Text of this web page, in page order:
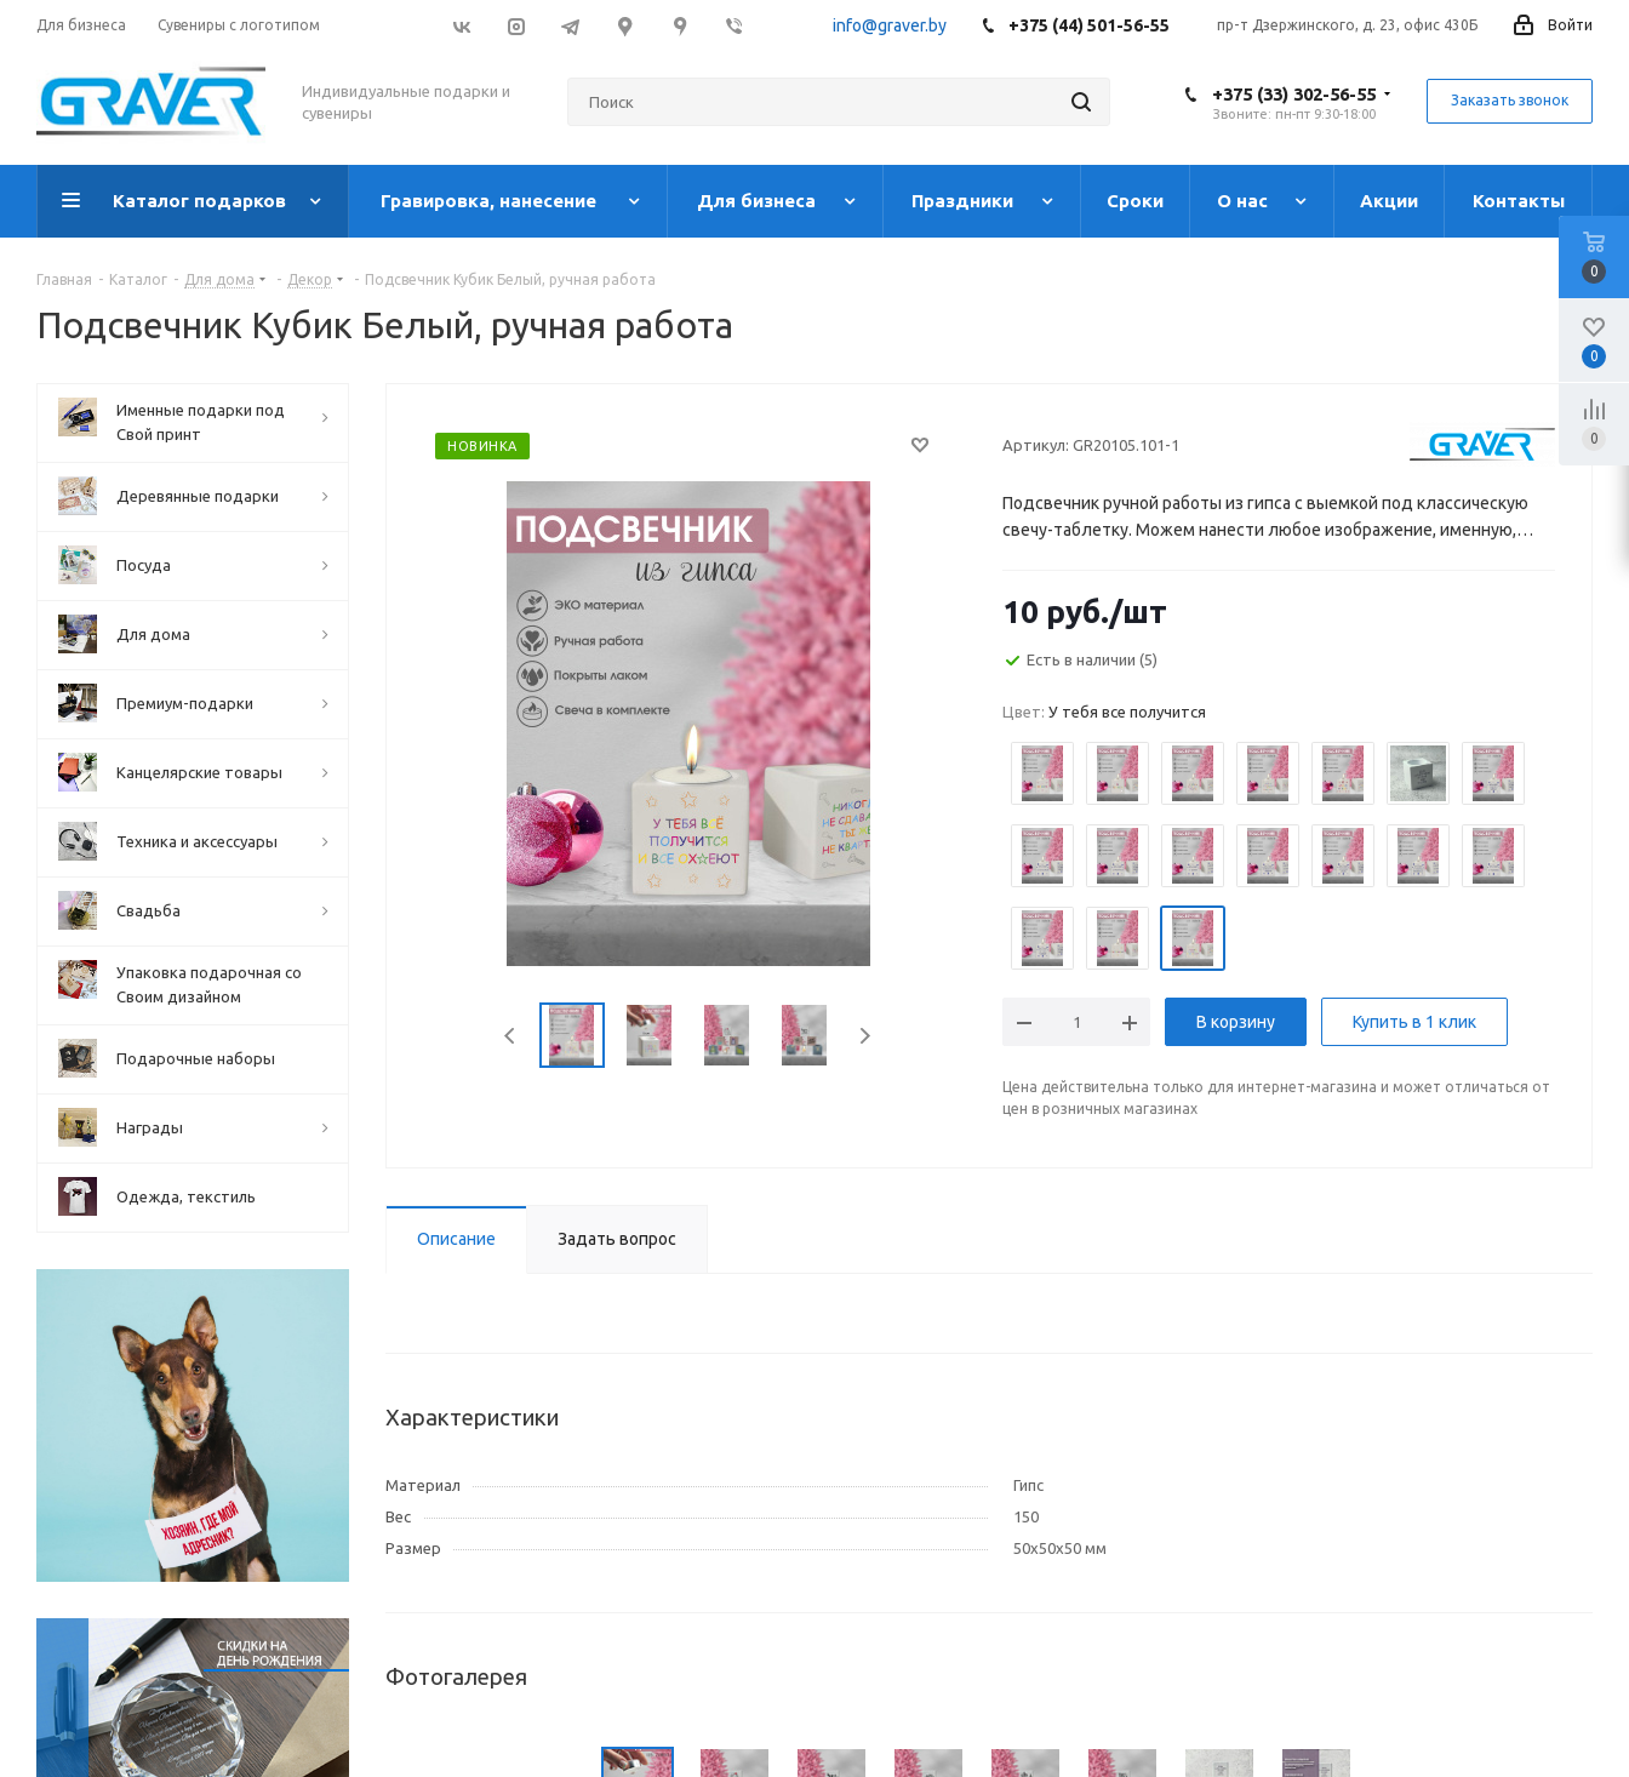
Для бизнеса Сувениры с логотипом info@graver.by +375 (44) 501-56-55 Войти
пр-т Дзержинского, д. 23, офис 430Б
Индивидуальные подарки и
сувениры
+375 (33) 302-56-55
Звоните: пн-пт 9:30-18:00
Заказать звонок
Каталог подарков Гравировка, нанесение Для бизнеса Праздники Сроки О нас Акции Контакты
Главная - Каталог - Для дома - Декор - Подсвечник Кубик Белый, ручная работа
Подсвечник Кубик Белый, ручная работа
НОВИНКА Артикул: GR20105.101-1
Подсвечник ручной работы из гипса с выемкой под классическую
свечу-таблетку. Можем нанести любое изображение, именную,
10 руб./шт
Есть в наличии (5)
Цвет: У тебя все получится
В корзину Купить в 1 клик
Цена действительна только для интернет-магазина и может отличаться от
цен в розничных магазинах
Описание Задать вопрос
Характеристики
Материал
Гипс
Вес
150
Размер
50х50х50 мм
Фотогалерея
Именные подарки под
Свой принт
Деревянные подарки
Посуда
Для дома
Премиум-подарки
Канцелярские товары
Техника и аксессуары
Свадьба
Упаковка подарочная со
Своим дизайном
Подарочные наборы
Награды
Одежда, текстиль
0
0
0